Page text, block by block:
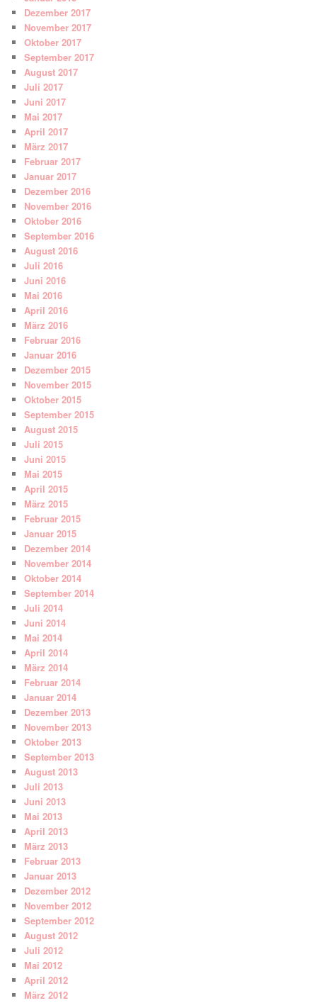
Dezember 2017
November 2017
Oktober 2017
September 2017
August 2017
Juli 2017
Juni 2017
Mai 2017
April 2017
März 2017
Februar 2017
Januar 2017
Dezember 2016
November 2016
Oktober 2016
September 2016
August 2016
Juli 2016
Juni 2016
Mai 2016
April 2016
März 2016
Februar 2016
Januar 2016
Dezember 2015
November 2015
Oktober 2015
September 2015
August 2015
Juli 2015
Juni 2015
Mai 2015
April 2015
März 2015
Februar 2015
Januar 2015
Dezember 2014
November 2014
Oktober 2014
September 2014
Juli 2014
Juni 2014
Mai 2014
April 2014
März 2014
Februar 2014
Januar 2014
Dezember 2013
November 2013
Oktober 2013
September 2013
August 2013
Juli 2013
Juni 2013
Mai 2013
April 2013
März 2013
Februar 2013
Januar 2013
Dezember 2012
November 2012
September 2012
August 2012
Juli 2012
Mai 2012
April 2012
März 2012